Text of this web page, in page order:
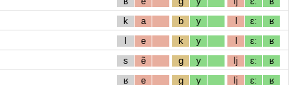
k a b y l ɛː ʁ
l e k y l ɛː ʁ
s ẽ g y lj ɛː ʁ
ʁ e g y lj ɛː ʁ